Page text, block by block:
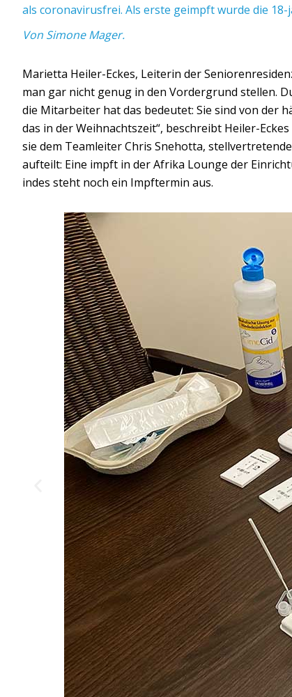
als coronavirusfrei. Als erste geimpft wurde die
Von Simone Mager.
Marietta Heiler-Eckes, Leiterin der
man gar nicht genug in den Vordergrund stellen.
die Mitarbeiter hat das bedeutet: Sie sind von der
das in der Weihnachtszeit“, beschreibt Heiler-
sie dem Teamleiter Chris Snehotta,
aufteilt: Eine impft in der Afrika Lounge der
indes steht noch ein Impftermin aus.